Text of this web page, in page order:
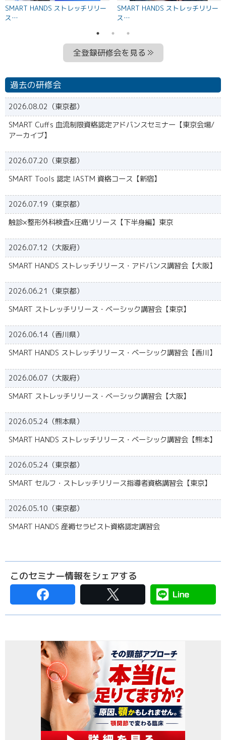
SMART HANDS ストレッチリリー
ス…
SMART HANDS ストレッチリリー
ス…
全登録研修会を見る
過去の研修会
2026.08.02（東京都）
SMART Cuffs 血流制限資格認定アドバンスセミナー【東京会場/
アーカイブ】
2026.07.20（東京都）
SMART Tools 認定 IASTM 資格コース【新宿】
2026.07.19（東京都）
触診×整形外科検査×圧痛リリース【下半身編】東京
2026.07.12（大阪府）
SMART HANDS ストレッチリリース・アドバンス講習会【大阪】
2026.06.21（東京都）
SMART ストレッチリリース・ベーシック講習会【東京】
2026.06.14（香川県）
SMART HANDS ストレッチリリース・ベーシック講習会【香川】
2026.06.07（大阪府）
SMART ストレッチリリース・ベーシック講習会【大阪】
2026.05.24（熊本県）
SMART HANDS ストレッチリリース・ベーシック講習会【熊本】
2026.05.24（東京都）
SMART セルフ・ストレッチリリース指導者資格講習会【東京】
2026.05.10（東京都）
SMART HANDS 産褥セラピスト資格認定講習会
このセミナー情報をシェアする